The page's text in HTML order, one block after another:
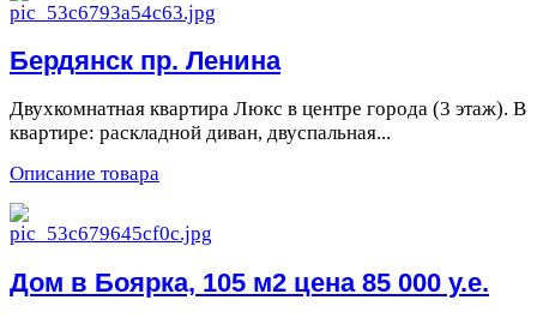
Бердянск пр. Ленина
Двухкомнатная квартира Люкс в центре города (3 этаж). В
квартире: раскладной диван, двуспальная...
Описание товара
Дом в Боярка, 105 м2 цена 85 000 у.е.